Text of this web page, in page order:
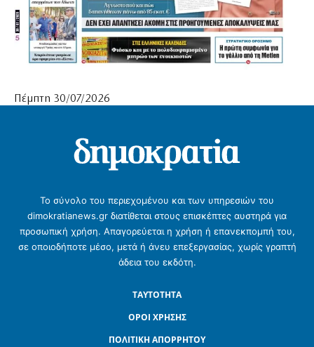
Πέμπτη 30/07/2026
Το σύνολο του περιεχομένου και των υπηρεσιών του
dimokratianews.gr διατίθεται στους επισκέπτες αυστηρά για
προσωπική χρήση. Απαγορεύεται η χρήση ή επανεκπομπή του,
σε οποιοδήποτε μέσο, μετά ή άνευ επεξεργασίας, χωρίς γραπτή
άδεια του εκδότη.
ΤΑΥΤΟΤΗΤΑ
ΟΡΟΙ ΧΡΗΣΗΣ
ΠΟΛΙΤΙΚΗ ΑΠΟΡΡΗΤΟΥ